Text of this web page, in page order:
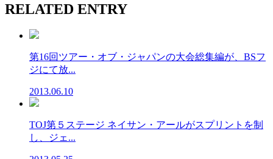
RELATED ENTRY
第16回ツアー・オブ・ジャパンの大会総集編が、BSフ
ジにて放...
2013.06.10
TOJ第５ステージ ネイサン・アールがスプリントを制
し、ジェ...